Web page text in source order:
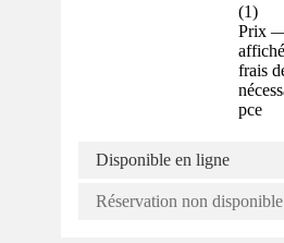
(1)
Prix
frais
pce
Disponible en ligne
Réservation non disponible